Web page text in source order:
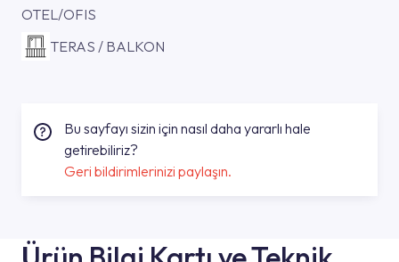
OTEL/OFIS
TERAS / BALKON
Bu sayfayı sizin için nasıl daha yararlı hale
getirebiliriz?
Geri bildirimlerinizi paylaşın.